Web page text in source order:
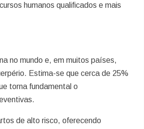
humanos qualificados e mais
no mundo e, em muitos países,
Estima-se que cerca de 25%
torna fundamental o
de alto risco, oferecendo